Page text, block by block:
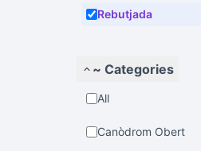
Rebutjada
~ Categories
All
Canòdrom Obert